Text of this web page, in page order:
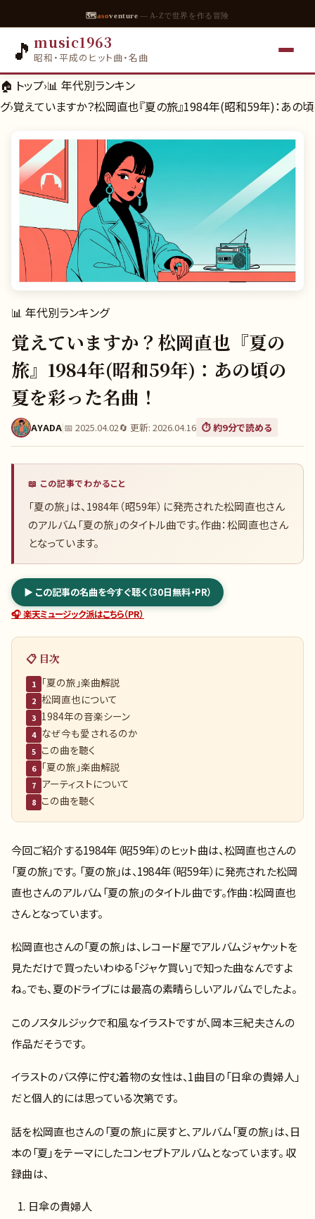
🗺asoventure — A-Zで世界を作る冒険
🎵 music1963
昭和・平成のヒット曲・名曲
🏠 トップ›📊 年代別ランキン
グ›覚えていますか？松岡直也『夏の旅』1984年(昭和59年)：あの
📊 年代別ランキング
覚えていますか？松岡直也『夏の
旅』1984年(昭和59年)：あの頃の
夏を彩った名曲！
AYADA|📅 2025.04.02🔄 更新: 2026.04.16 ⏱️ 約9分で読める
📖 この記事でわかること
「夏の旅」は、1984年（昭59年）に発売された松岡直也さん
のアルバム「夏の旅」のタイトル曲です。作曲：松岡直也さん
となっています。
▶ この記事の名曲を今すぐ聴く（30日無料・PR）
🎧 楽天ミュージック派はこちら（PR）
📋 目次
1 「夏の旅」楽曲解説
2 松岡直也について
3 1984年の音楽シーン
4 なぜ今も愛されるのか
5 この曲を聴く
6 「夏の旅」楽曲解説
7 アーティストについて
8 この曲を聴く
今回ご紹介する1984年（昭59年）のヒット曲は、松岡直也さんの
「夏の旅」です。 「夏の旅」は、1984年（昭59年）に発売された松岡
直也さんのアルバム「夏の旅」のタイトル曲です。作曲：松岡直也
さんとなっています。
松岡直也さんの「夏の旅」は、レコード屋でアルバムジャケットを
見ただけで買ったいわゆる「ジャケ買い」で知った曲なんですよ
ね。でも、夏のドライブには最高の素晴らしいアルバムでしたよ。
このノスタルジックで和風なイラストですが、岡本三紀夫さんの
作品だそうです。
イラストのバス停に佇む着物の女性は、1曲目の「日傘の貴婦人」
だと個人的には思っている次第です。
話を松岡直也さんの「夏の旅」に戻すと、アルバム「夏の旅」は、日
本の「夏」をテーマにしたコンセプトアルバムとなっています。 収
録曲は、
日傘の貴婦人